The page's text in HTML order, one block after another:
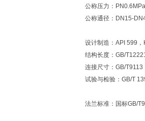
公称压力：
公称通径：DN15-
设计制造：API 599
结构长度：GB/
连接尺寸：GB/
试验与检验：GB/T
法兰标准：国标GB/